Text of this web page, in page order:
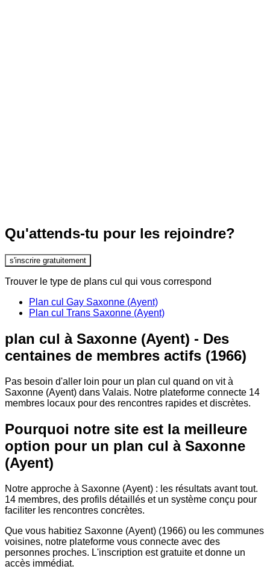
Qu'attends-tu pour les rejoindre?
s'inscrire gratuitement
Trouver le type de plans cul qui vous correspond
Plan cul Gay Saxonne (Ayent)
Plan cul Trans Saxonne (Ayent)
plan cul à Saxonne (Ayent) - Des
centaines de membres actifs (1966)
Pas besoin d'aller loin pour un plan cul quand on vit à
Saxonne (Ayent) dans Valais. Notre plateforme connecte 14
membres locaux pour des rencontres rapides et discrètes.
Pourquoi notre site est la meilleure
option pour un plan cul à Saxonne
(Ayent)
Notre approche à Saxonne (Ayent) : les résultats avant tout.
14 membres, des profils détaillés et un système conçu pour
faciliter les rencontres concrètes.
Que vous habitiez Saxonne (Ayent) (1966) ou les communes
voisines, notre plateforme vous connecte avec des
personnes proches. L'inscription est gratuite et donne un
accès immédiat.